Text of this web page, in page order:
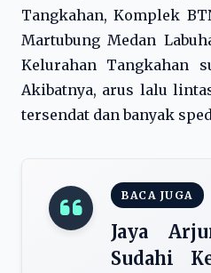
Tangkahan, Komplek
Martubung Medan
Kelurahan Tangkahan
Akibatnya, arus lalu
tersendat dan banyak
BACA JUGA
Jaya
Sudahi